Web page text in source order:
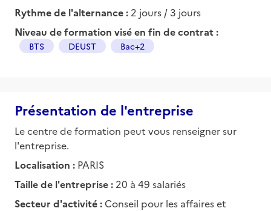
Rythme de l'alternance : 2 jours / 3 jours
Niveau de formation visé en fin de contrat :
BTS DEUST Bac+2
Présentation de l'entreprise
Le centre de formation peut vous renseigner sur
l'entreprise.
Localisation : PARIS
Taille de l'entreprise : 20 à 49 salariés
Secteur d'activité : Conseil pour les affaires et